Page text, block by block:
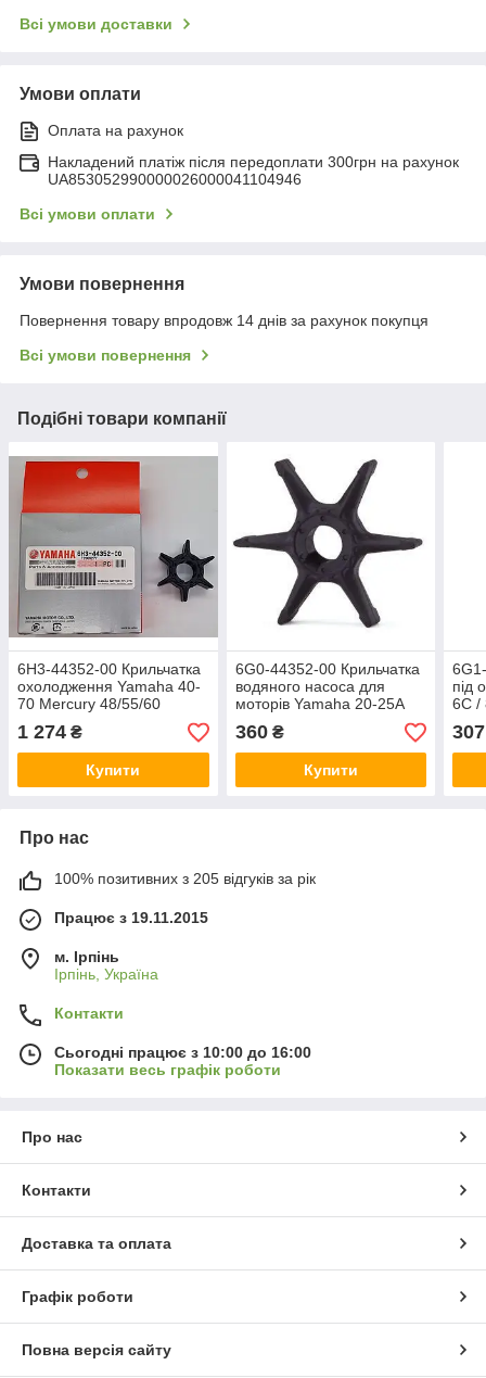
Всі умови доставки
Умови оплати
Оплата на рахунок
Накладений платіж після передоплати 300грн на рахунок
UA853052990000026000041104946
Всі умови оплати
Умови повернення
Повернення товару впродовж 14 днів за рахунок покупця
Всі умови повернення
Подібні товари компанії
6H3-44352-00 Крильчатка
охолодження Yamaha 40-
70 Mercury 48/55/60
18x52x19
1 274 ₴
Купити
6G0-44352-00 Крильчатка
водяного насоса для
моторів Yamaha 20-25A
(14x70x13)
360₴
Купити
під
6C /
307
Про нас
100% позитивних з 205 відгуків за рік
Працює з 19.11.2015
м. Ірпінь
Ірпінь, Україна
Контакти
Сьогодні працює з 10:00 до 16:00
Показати весь графік роботи
Про нас
Контакти
Доставка та оплата
Графік роботи
Повна версія сайту